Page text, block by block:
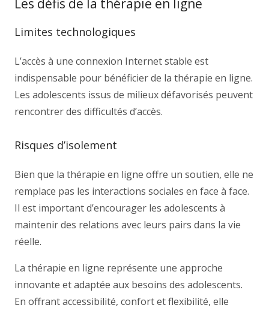
Les défis de la thérapie en ligne
Limites technologiques
L’accès à une connexion Internet stable est
indispensable pour bénéficier de la thérapie en ligne.
Les adolescents issus de milieux défavorisés peuvent
rencontrer des difficultés d’accès.
Risques d’isolement
Bien que la thérapie en ligne offre un soutien, elle ne
remplace pas les interactions sociales en face à face.
Il est important d’encourager les adolescents à
maintenir des relations avec leurs pairs dans la vie
réelle.
La thérapie en ligne représente une approche
innovante et adaptée aux besoins des adolescents.
En offrant accessibilité, confort et flexibilité, elle